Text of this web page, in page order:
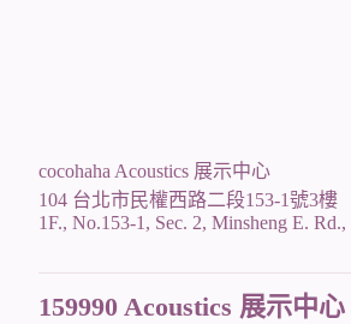
cocohaha Acoustics 展示中心
104 台北市民權西路二段153-1號3樓
1F., No.153-1, Sec. 2, Minsheng E.
159990 Acoustics 展示中心